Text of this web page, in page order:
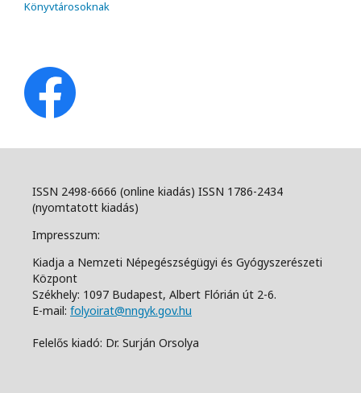
Könyvtárosoknak
ISSN 2498-6666 (online kiadás) ISSN 1786-2434
(nyomtatott kiadás)
Impresszum:
Kiadja a Nemzeti Népegészségügyi és Gyógyszerészeti
Központ
Székhely: 1097 Budapest, Albert Flórián út 2-6.
E-mail: folyoirat@nngyk.gov.hu
Felelős kiadó: Dr. Surján Orsolya